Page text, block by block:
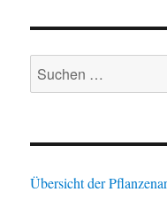
Beiträge
Suche
nach:
Übersicht der